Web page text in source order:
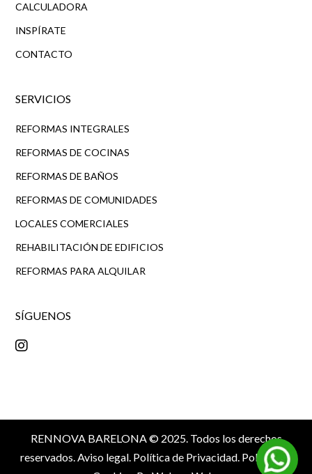
CALCULADORA
INSPÍRATE
CONTACTO
SERVICIOS
REFORMAS INTEGRALES
REFORMAS DE COCINAS
REFORMAS DE BAÑOS
REFORMAS DE COMUNIDADES
LOCALES COMERCIALES
REHABILITACIÓN DE EDIFICIOS
REFORMAS PARA ALQUILAR
SÍGUENOS
RENNOVA BARELONA © 2025. Todos los derechos
reservados.Aviso legal. Política de Privacidad. Política de